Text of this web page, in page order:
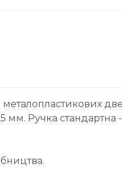
мм. Ручка стандартна